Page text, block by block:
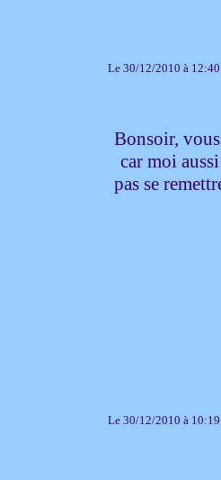
Le 30/12/2010 à
Bonsoir,
car moi
pas se
Le 30/12/2010 à